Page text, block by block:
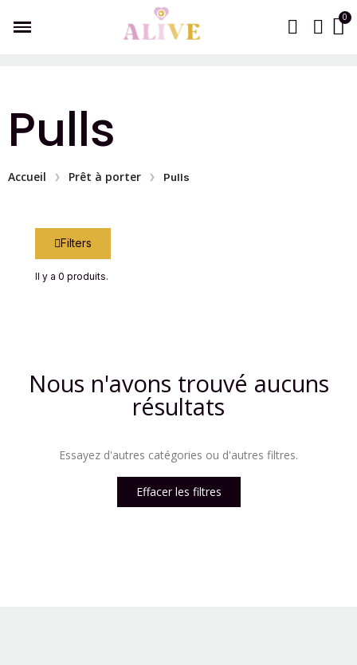
Pulls
Accueil Prêt à porter Pulls
Il y a 0 produits.
Filters
Nous n'avons trouvé aucuns
résultats
Essayez d'autres catégories ou d'autres filtres.
Effacer les filtres